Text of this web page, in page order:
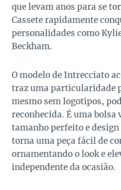
que levam anos para se
Cassete rapidamente
personalidades como
Beckham.
O modelo de Intrecciato
traz uma particularidade
mesmo sem logotipos,
reconhecida. É uma bolsa
tamanho perfeito e
torna uma peça fácil de
ornamentando o look e
independente da ocasião.